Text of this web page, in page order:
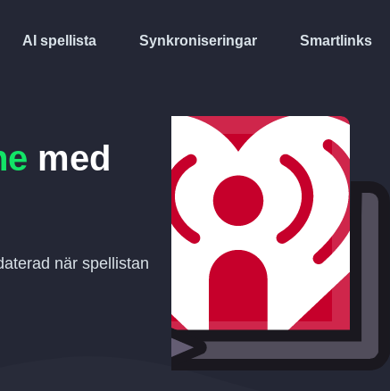
AI spellista Synkroniseringar Smartlinks
med
när spellistan